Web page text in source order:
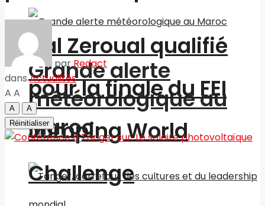
Grande alerte
météorologique au
Maroc
Nal Zeroual qualifié
pour la finale du FEI
Jumping World
Challenge
parRedact
dans Actualités
A A
A
A
Réinitialiser